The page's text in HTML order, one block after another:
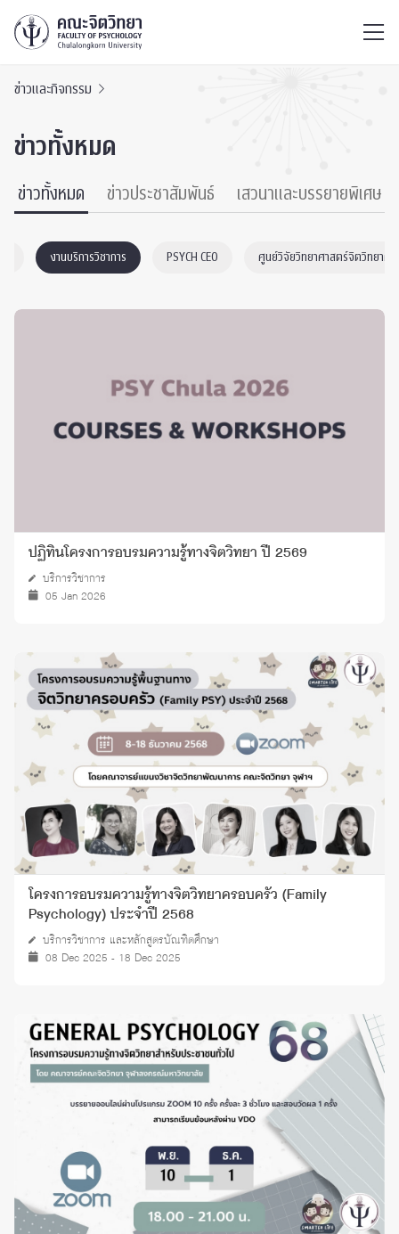
ข่าวและกิจกรรม
ข่าวทั้งหมด
ข่าวทั้งหมด ข่าวประชาสัมพันธ์ เสวนาและบรรยายพิเศษ
งานบริการวิชาการ PSYCH CEO ศูนย์วิจัยวิทยาศาสตร์จิตวิทยาต
ปฏิทินโครงการอบรมความรู้ทางจิตวิทยา ปี 2569
บริการวิชาการ
05 Jan 2026
โครงการอบรมความรู้ทางจิตวิทยาครอบครัว (Family
Psychology) ประจำปี 2568
บริการวิชาการ และหลักสูตรบัณฑิตศึกษา
08 Dec 2025 - 18 Dec 2025